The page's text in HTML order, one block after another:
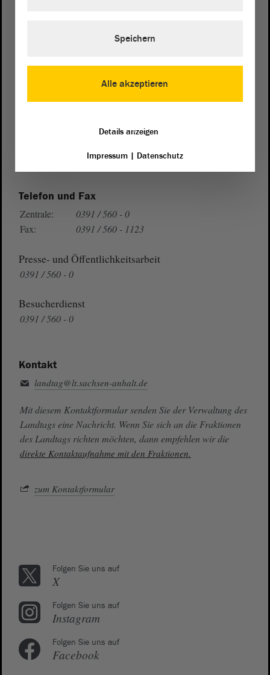
Postanschrift
von Sachsen-Anhalt
Auf Google Maps
Telefon und Fax
Zentrale:
0391 / 560 - 0
Fax:
0391 / 560 - 1123
Presse- und Öffentlichkeitsarbeit
0391 / 560 - 0
Besucherdienst
0391 / 560 - 0
Kontakt
landtag@lt.sachsen-anhalt.de
Mit diesem Kontaktformular senden Sie der Verwaltung des
Landtags eine Nachricht. Wenn Sie sich an die Fraktionen
des Landtags richten möchten, dann empfehlen wir die
direkte Kontaktaufnahme mit den Fraktionen.
zum Kontaktformular
Folgen Sie uns auf
X
Folgen Sie uns auf
Instagram
Folgen Sie uns auf
Facebook
Alle akzeptieren
Speichern
Details anzeigen
Impressum| Datenschutz